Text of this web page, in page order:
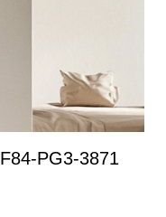
LED GU10 奶茶風造型壁燈 F84-PG3-3871